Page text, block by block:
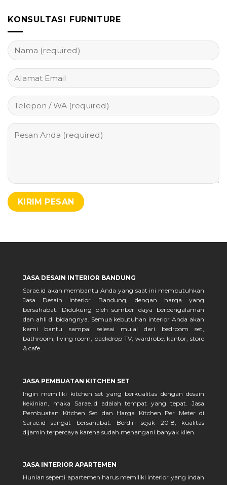
KONSULTASI FURNITURE
JASA DESAIN INTERIOR BANDUNG
Sarae.id akan membantu Anda yang saat ini membutuhkan
Jasa Desain Interior Bandung, dengan harga yang
bersahabat. Didukung oleh sumber daya berpengalaman
dan ahli di bidangnya. Semua kebutuhan interior Anda akan
kami bantu sampai selesai mulai dari bedroom set,
bathroom, living room, backdrop TV, wardrobe, kantor, store
& cafe.
JASA PEMBUATAN KITCHEN SET
Ingin memiliki kitchen set yang berkualitas dengan desain
kekinian, maka Sarae.id adalah tempat yang tepat. Jasa
Pembuatan Kitchen Set dan Harga Kitchen Per Meter di
Sarae.id sangat bersahabat. Berdiri sejak 2018, kualitas
dijamin terpercaya karena sudah menangani banyak klien.
JASA INTERIOR APARTEMEN
Hunian seperti apartemen harus memiliki interior yang indah